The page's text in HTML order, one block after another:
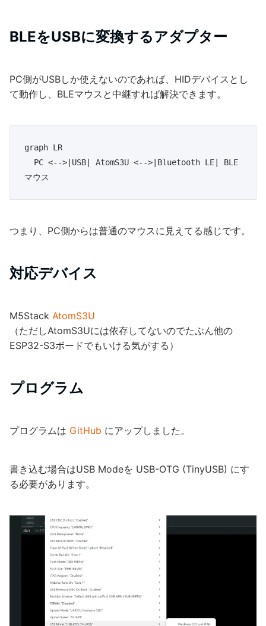
BLEをUSBに変換するアダプター
PC側がUSBしか使えないのであれば、HIDデバイスとし
て動作し、BLEマウスと中継すれば解決できます。
graph LR
つまり、PC側からは普通のマウスに見えてる感じです。
対応デバイス
M5Stack AtomS3U
（ただしAtomS3Uには依存してないのでたぶん他の
ESP32-S3ボードでもいける気がする）
プログラム
プログラムは GitHub にアップしました。
書き込む場合はUSB Modeを USB-OTG (TinyUSB) にす
る必要があります。